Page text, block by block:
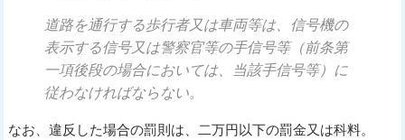
道路を通行する歩行者又は車両等は、信号機の
表示する信号又は警察官等の手信号等（前条第
一項後段の場合においては、当該手信号等）に
従わなければならない。
なお、違反した場合の罰則は、二万円以下の罰金又は科料。